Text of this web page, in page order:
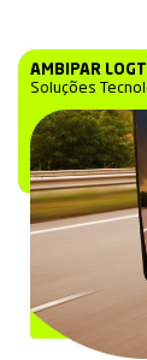
AMBIPAR
Soluções